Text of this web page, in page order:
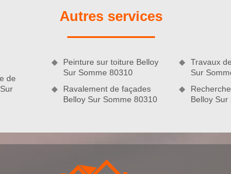
travaux de réfection de toit. Sachez que notre
Autres services
de
Peinture sur toiture Belloy
Sur Somme 80310
Ravalement de façades
Belloy Sur Somme 80310
Travaux
Sur
Belloy Sur